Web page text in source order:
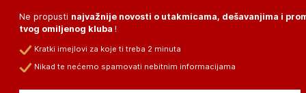
Ne propusti najvažnije novosti o utakmicama, dešavanjima i
tvog omiljenog kluba !
Kratki imejlovi za koje ti treba 2 minuta
Nikad te nećemo spamovati nebitnim informacijama